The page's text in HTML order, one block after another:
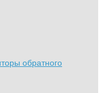
обратного